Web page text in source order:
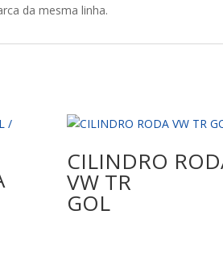
da mesma linha.
CILINDRO
VW TR
GOL